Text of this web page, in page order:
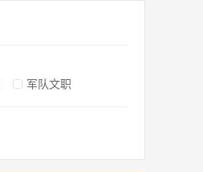
军队文职